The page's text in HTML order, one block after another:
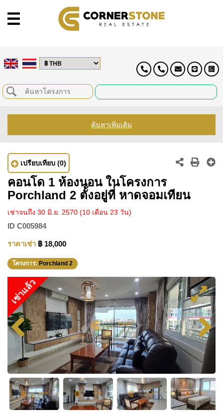
ค้นหาเพิ่มเติม
เปรียบเทียบ (0)
คอนโด 1 ห้องนอน ในโครงการ
Porchland 2 ตั้งอยู่ที่ หาดจอมเทียน
เช่าจนถึง 30 มิ.ย. 2570 (10 เดือน 23 วัน)
ID C005984
ราคาเช่า ฿ 18,000
โครงการ: Porchland 2
เช่าแล้ว